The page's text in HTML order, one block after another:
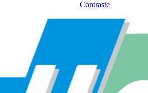
Contraste